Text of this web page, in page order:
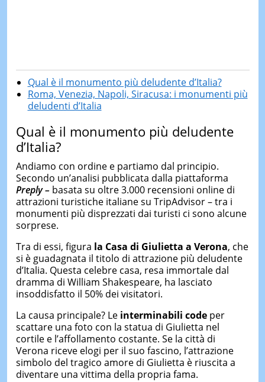
Qual è il monumento più deludente d’Italia?
Roma, Venezia, Napoli, Siracusa: i monumenti più
deludenti d’Italia
Qual è il monumento più deludente
d’Italia?
Andiamo con ordine e partiamo dal principio.
Secondo un’analisi pubblicata dalla piattaforma
Preply –basata su oltre 3.000 recensioni online di
attrazioni turistiche italiane su TripAdvisor – tra i
monumenti più disprezzati dai turisti ci sono alcune
sorprese.
Tra di essi, figura la Casa di Giulietta a Verona, che
si è guadagnata il titolo di attrazione più deludente
d’Italia. Questa celebre casa, resa immortale dal
dramma di William Shakespeare, ha lasciato
insoddisfatto il 50% dei visitatori.
La causa principale? Le interminabili codeper
scattare una foto con la statua di Giulietta nel
cortile e l’affollamento costante. Se la città di
Verona riceve elogi per il suo fascino, l’attrazione
simbolo del tragico amore di Giulietta è riuscita a
diventare una vittima della propria fama.